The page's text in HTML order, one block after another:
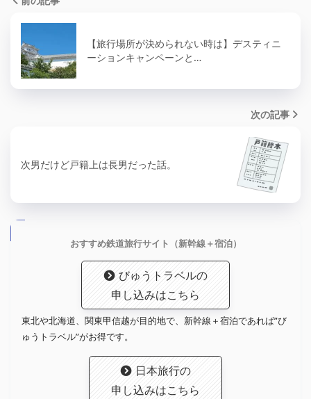
【旅行場所が決められない時は】デスティニ
ーションキャンペーンと…
次の記事
次男だけど戸籍上は長男だった話。
おすすめ鉄道旅行サイト（新幹線＋宿泊）
びゅうトラベルの
申し込みはこちら
東北や北海道、関東甲信越が目的地で、新幹線＋宿泊であれば”び
ゅうトラベル”がお得です。
日本旅行の
申し込みはこちら